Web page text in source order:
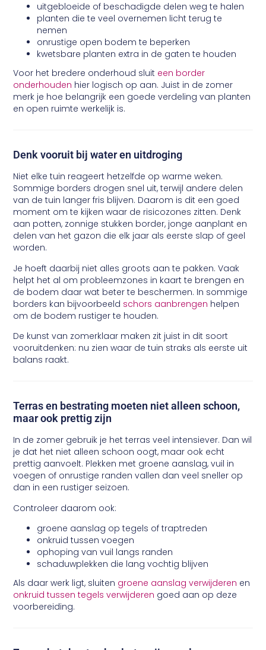
uitgebloeide of beschadigde delen weg te halen
planten die te veel overnemen licht terug te
nemen
onrustige open bodem te beperken
kwetsbare planten extra in de gaten te houden
Voor het bredere onderhoud sluit een border
onderhouden hier logisch op aan. Juist in de zomer
merk je hoe belangrijk een goede verdeling van planten
en open ruimte werkelijk is.
Denk vooruit bij water en uitdroging
Niet elke tuin reageert hetzelfde op warme weken.
Sommige borders drogen snel uit, terwijl andere delen
van de tuin langer fris blijven. Daarom is dit een goed
moment om te kijken waar de risicozones zitten. Denk
aan potten, zonnige stukken border, jonge aanplant en
delen van het gazon die elk jaar als eerste slap of geel
worden.
Je hoeft daarbij niet alles groots aan te pakken. Vaak
helpt het al om probleemzones in kaart te brengen en
de bodem daar wat beter te beschermen. In sommige
borders kan bijvoorbeeld schors aanbrengen helpen
om de bodem rustiger te houden.
De kunst van zomerklaar maken zit juist in dit soort
vooruitdenken: nu zien waar de tuin straks als eerste uit
balans raakt.
Terras en bestrating moeten niet alleen schoon,
maar ook prettig zijn
In de zomer gebruik je het terras veel intensiever. Dan wil
je dat het niet alleen schoon oogt, maar ook echt
prettig aanvoelt. Plekken met groene aanslag, vuil in
voegen of onrustige randen vallen dan veel sneller op
dan in een rustiger seizoen.
Controleer daarom ook:
groene aanslag op tegels of traptreden
onkruid tussen voegen
ophoping van vuil langs randen
schaduwplekken die lang vochtig blijven
Als daar werk ligt, sluiten groene aanslag verwijderen en
onkruid tussen tegels verwijderen goed aan op deze
voorbereiding.